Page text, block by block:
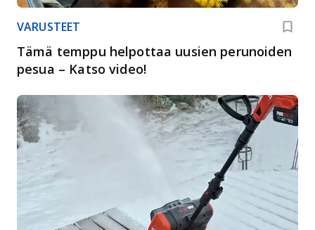
VARUSTEET
Tämä temppu helpottaa uusien perunoiden
pesua – Katso video!